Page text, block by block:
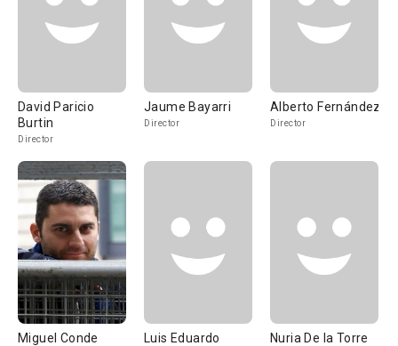
David Paricio
Burtin
Director
Jaume Bayarri
Director
Alberto Fernández
Director
Miguel Conde
Luis Eduardo
Nuria De la Torre